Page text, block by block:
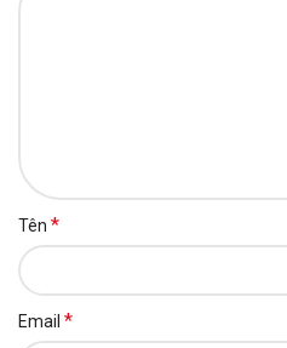
Tên *
Email *